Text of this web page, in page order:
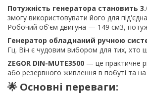
Потужність генератора становить
змогу використовувати його для
Робочий об'єм двигуна — 149 см3,
Генератор обладнаний ручною
Гц. Він є чудовим вибором для тих, хто
ZEGOR DIN-MUTE3500 — це практичне
або резервного живлення в побуті та на
🌟 Основні переваги: